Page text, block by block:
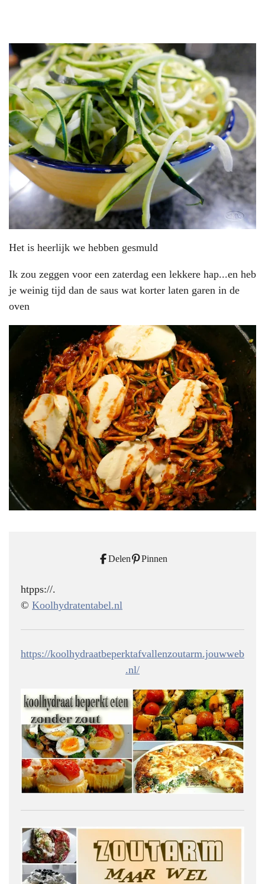
Het is heerlijk we hebben gesmuld
Ik zou zeggen voor een zaterdag een lekkere hap...en heb
je weinig tijd dan de saus wat korter laten garen in de
oven
Delen Pinnen
htpps://.
© Koolhydratentabel.nl
https://koolhydraatbeperktafvallenzoutarm.jouwweb
.nl/